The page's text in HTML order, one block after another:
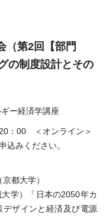
第2回【部門
の制度設計とその
ー経済学講座
：00 ＜オンライン＞
込みください。
都大学）
学）「日本の2050年カ
ザインと経済及び電源